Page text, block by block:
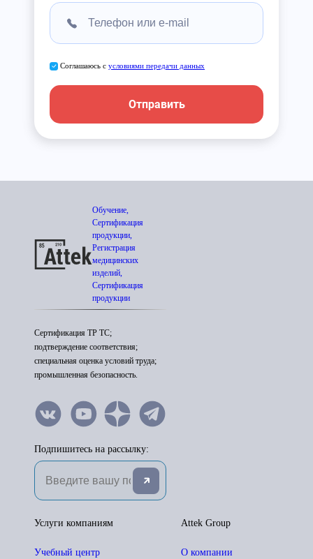
Соглашаюсь с условиями передачи данных
Отправить
Обучение,
Сертификация
продукции,
Регистрация
медицинских
изделий,
Сертификация
продукции
Сертификация ТР ТС;
подтверждение соответствия;
специальная оценка условий труда;
промышленная безопасность.
Подпишитесь на рассылку:
Attek Group
О компании
Услуги компаниям
Учебный центр